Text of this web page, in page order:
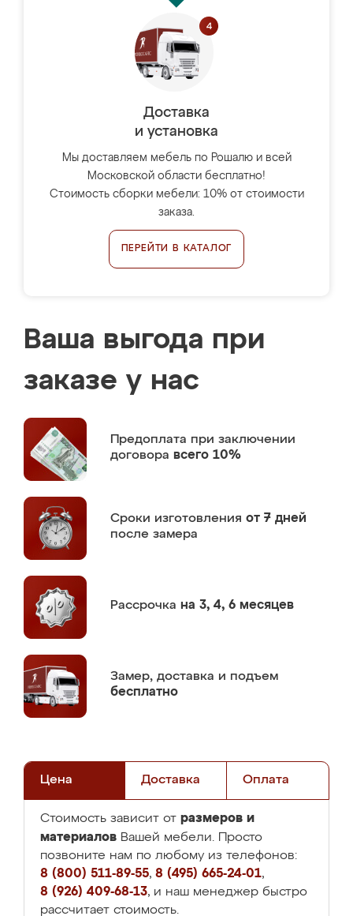
Доставка
и установка
Мы доставляем мебель по Рошалю и всей
Московской области бесплатно!
Стоимость сборки мебели: 10% от стоимости
заказа.
ПЕРЕЙТИ В КАТАЛОГ
Ваша выгода при
заказе у нас
Предоплата при заключении
договора всего 10%
Сроки изготовления от 7 дней
после замера
Рассрочка на 3, 4, 6 месяцев
Замер, доставка и подъем
бесплатно
Цена Доставка Оплата
Стоимость зависит от размеров и
материалов Вашей мебели. Просто
позвоните нам по любому из телефонов:
8 (800) 511-89-55, 8 (495) 665-24-01,
8 (926) 409-68-13, и наш менеджер быстро
рассчитает стоимость.